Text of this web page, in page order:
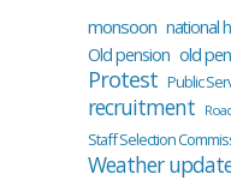
monsoon national
Old pension old
Protest Public
recruitment
Staff Selection
Weather